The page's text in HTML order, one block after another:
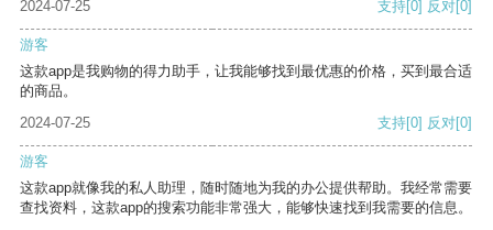
2024-07-25
支持[0] 反对[0]
游客
这款app是我购物的得力助手，让我能够找到最优惠的价格，买到最合适
的商品。
2024-07-25
支持[0] 反对[0]
游客
这款app就像我的私人助理，随时随地为我的办公提供帮助。我经常需要
查找资料，这款app的搜索功能非常强大，能够快速找到我需要的信息。